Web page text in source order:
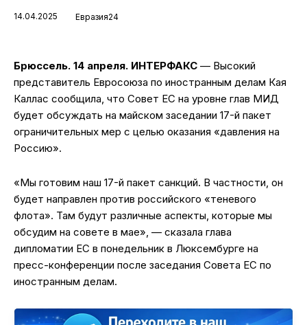
14.04.2025 Евразия24
Брюссель. 14 апреля. ИНТЕРФАКС — Высокий
представитель Евросоюза по иностранным делам Кая
Каллас сообщила, что Совет ЕС на уровне глав МИД
будет обсуждать на майском заседании 17-й пакет
ограничительных мер с целью оказания «давления на
Россию».
«Мы готовим наш 17-й пакет санкций. В частности, он
будет направлен против российского «теневого
флота». Там будут различные аспекты, которые мы
обсудим на совете в мае», — сказала глава
дипломатии ЕС в понедельник в Люксембурге на
пресс-конференции после заседания Совета ЕС по
иностранным делам.